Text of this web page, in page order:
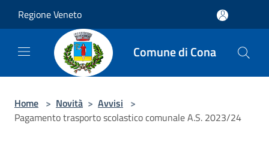
Regione Veneto
Comune di Cona
Home > Novità > Avvisi >
Pagamento trasporto scolastico comunale A.S. 2023/24